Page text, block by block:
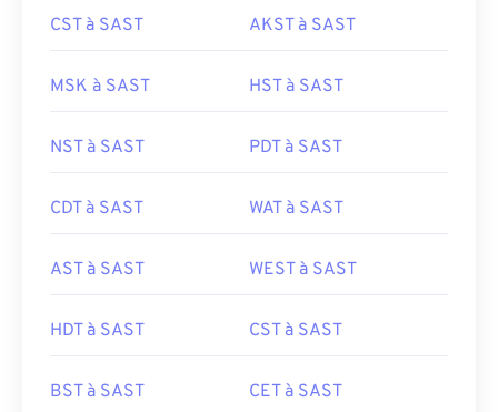
CST à SAST AKST à SAST
MSK à SAST HST à SAST
NST à SAST PDT à SAST
CDT à SAST WAT à SAST
AST à SAST WEST à SAST
HDT à SAST CST à SAST
BST à SAST CET à SAST